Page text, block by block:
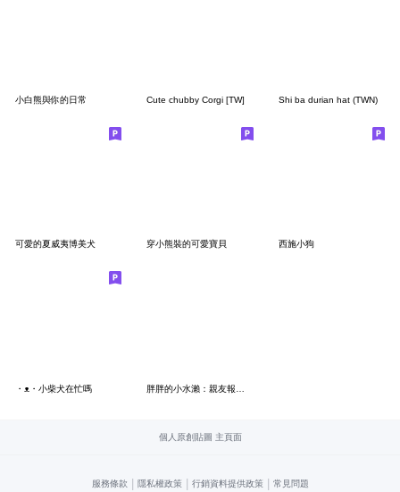
小白熊與你的日常 Cute chubby Corgi [TW] Shi ba durian hat (TWN)
可愛的夏威夷博美犬 穿小熊裝的可愛寶貝 西施小狗
・ᴥ・小柴犬在忙嗎
個人原創貼圖 主頁面
服務條款 | 隱私權政策 | 行銷資料提供政策 | 常見問題